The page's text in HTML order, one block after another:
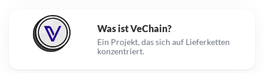
Was ist VeChain?
Ein Projekt, das sich auf Lieferketten
konzentriert.